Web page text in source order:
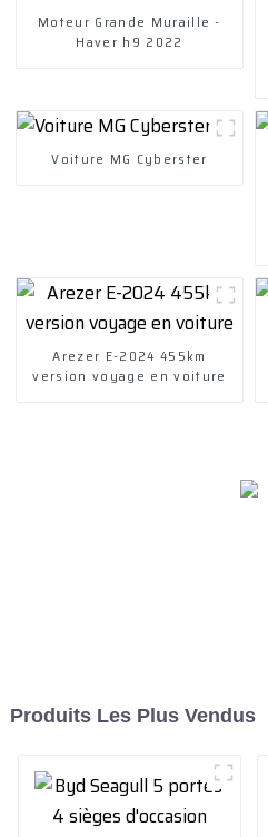
Moteur Grande Muraille -
Haver h9 2022
Voiture MG Cyberster
Arezer E-2024 455km
version voyage en voiture
Produits Les Plus Vendus